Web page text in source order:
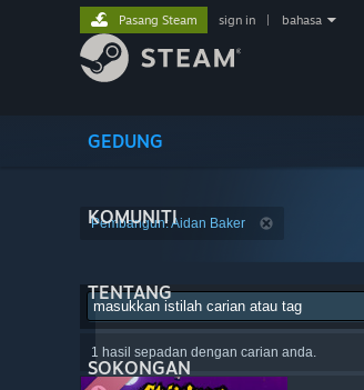
GEDUNG
KOMUNITI
TENTANG
SOKONGAN
Pasang Steam sign in bahasa
Pembangun: Aidan Baker
1 hasil sepadan dengan carian anda.